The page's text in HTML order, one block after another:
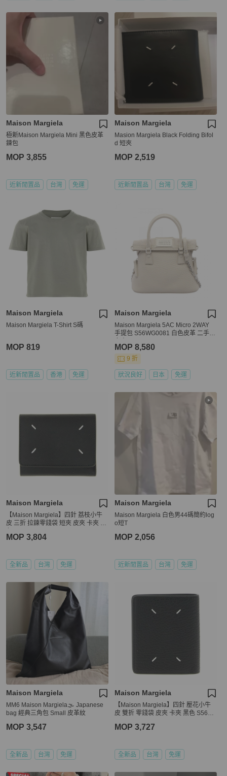
Maison Margiela
極新Maison Margiela Mini 黑色皮革
鍊包
MOP 3,855
近新閒置品 台灣 免運
Maison Margiela
Masion Margiela Black Folding Bifol
d 短夾
MOP 2,519
近新閒置品 台灣 免運
Maison Margiela
Maison Margiela T-Shirt S碼
MOP 819
近新閒置品 香港 免運
Maison Margiela
Maison Margiela 5AC Micro 2WAY
手提包 S56WG0081 白色皮革 二手
MOP 8,580
9 折
狀況良好 日本 免運
Maison Margiela
【Maison Margiela】四針 荔枝小牛
皮 三折 拉鍊零錢袋 短夾 皮夾 卡夾 黑
MOP 3,804
全新品 台灣 免運
Maison Margiela
Maison Margiela 白色男44碼簡約log
o短T
MOP 2,056
近新閒置品 台灣 免運
Maison Margiela
MM6 Maison Margiela🌫️ Japanese
bag 經典三角包 Small 皮革紋
MOP 3,547
全新品 台灣 免運
Maison Margiela
【Maison Margiela】四針 壓花小牛
皮 雙折 零錢袋 皮夾 卡夾 黑色 S56UI
MOP 3,727
全新品 台灣 免運